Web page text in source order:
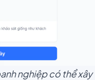
nghiệp có thể xây